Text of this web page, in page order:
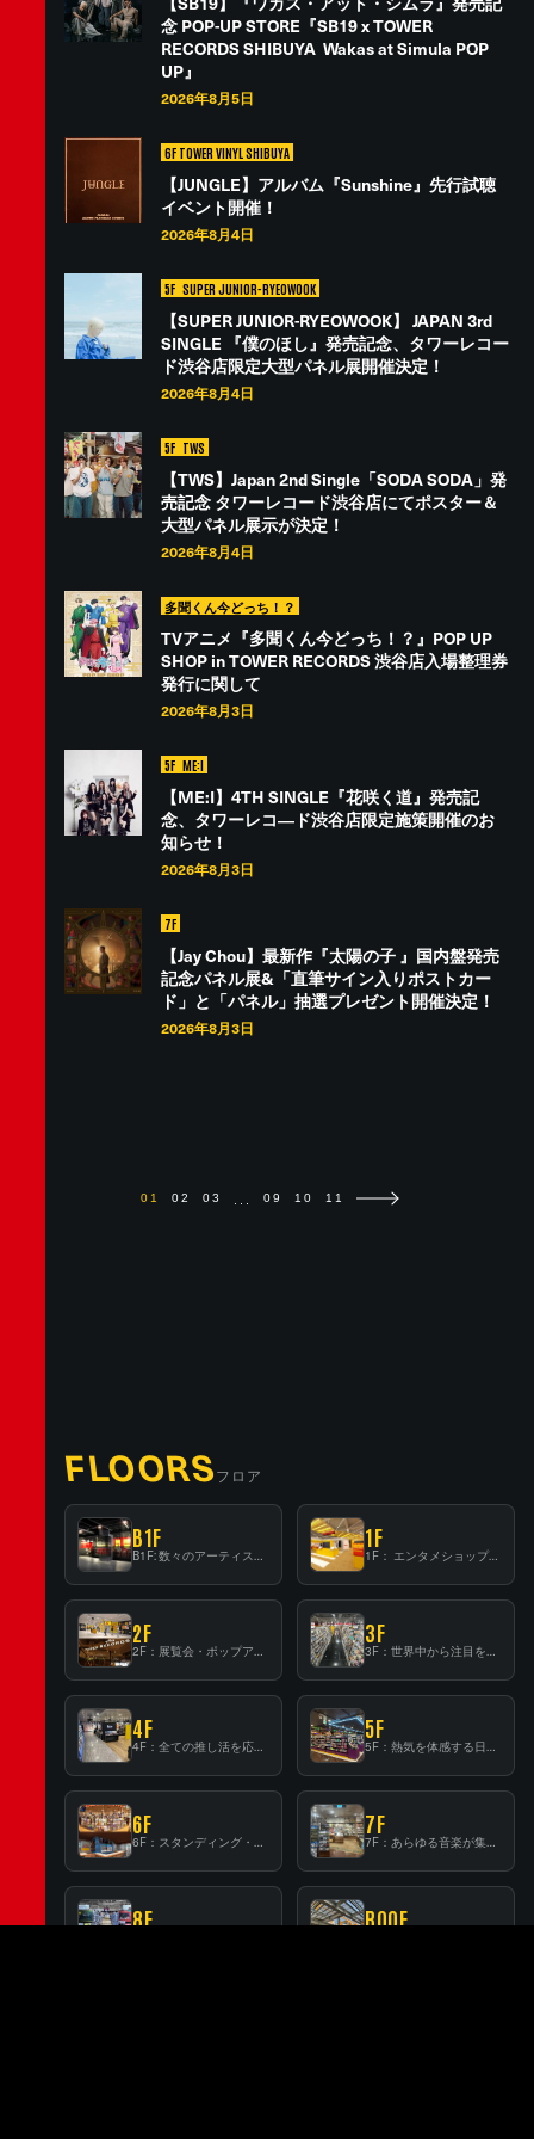
念 POP-UP STORE『SB19 x TOWER
RECORDS SHIBUYA Wakas at Simula POP
UP』
2026年8月5日
6F TOWER VINYL SHIBUYA
【JUNGLE】アルバム『Sunshine』先行試聴
イベント開催！
2026年8月4日
5F SUPER JUNIOR-RYEOWOOK
【SUPER JUNIOR-RYEOWOOK】 JAPAN 3rd
SINGLE 『僕のほし』発売記念、タワーレコー
ド渋谷店限定大型パネル展開催決定！
2026年8月4日
5F TWS
【TWS】Japan 2nd Single「SODA SODA」発
売記念 タワーレコード渋谷店にてポスター＆
大型パネル展示が決定！
2026年8月4日
多聞くん今どっち！？
TVアニメ『多聞くん今どっち！？』POP UP
SHOP in TOWER RECORDS 渋谷店入場整理券
発行に関して
2026年8月3日
5F ME:I
【ME:I】4TH SINGLE『花咲く道』発売記
念、タワーレコ―ド渋谷店限定施策開催のお
知らせ！
2026年8月3日
7F
【Jay Chou】最新作『太陽の子 』国内盤発売
記念パネル展&「直筆サイン入りポストカー
ド」と「パネル」抽選プレゼント開催決定！
2026年8月3日
01 02 03 09 10 11
FLOORSフロア
B1F
B1F: 数々のアーティストが立った、インストアイベントの聖地！
1F
1F： エンタメショップならではのイマーシブ空間
2F
2F：展覧会・ポップアップストア等を開催！大型催事スペース「TOWER SPACE SHIBUYA」
3F
3F：世界中から注目を集める〈日本のポップカルチャー〉の発信基地！
4F
4F：全ての推し活を応援するフロア！
5F
5F：熱気を体感する日本一のK-POP空間！
6F
6F：スタンディング・ビアバーを新設した日本最大規模のレコード専門フロア！
7F
7F：あらゆる音楽が集結する最多ジャンルフロア！
8F ROOF